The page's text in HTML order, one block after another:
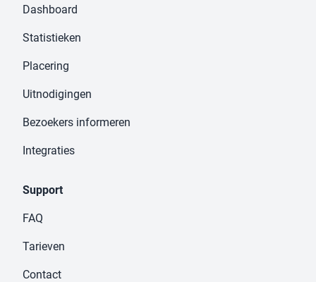
Dashboard
Statistieken
Placering
Uitnodigingen
Bezoekers informeren
Integraties
Support
FAQ
Tarieven
Contact